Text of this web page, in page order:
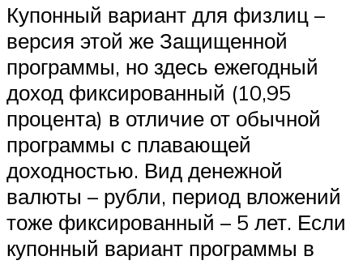
Купонный вариант для физлиц –
версия этой же Защищенной
программы, но здесь ежегодный
доход фиксированный (10,95
процента) в отличие от обычной
программы с плавающей
доходностью. Вид денежной
валюты – рубли, период вложений
тоже фиксированный – 5 лет. Если
купонный вариант программы в